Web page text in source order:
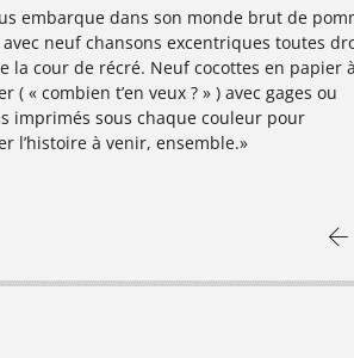
formé parEloïse DecazesetSing Singse
surSoleil enculé en meute fraternelle
blasphématoire. »